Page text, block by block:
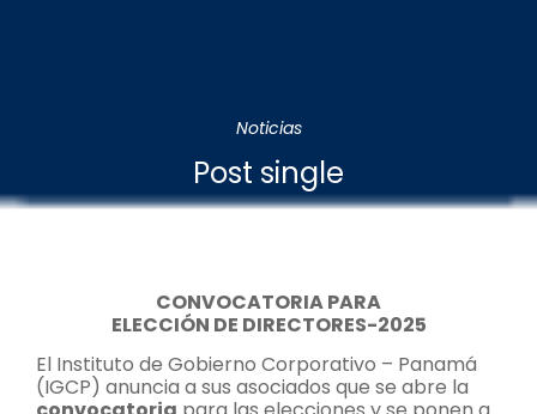
Noticias
Post single
CONVOCATORIA PARA
ELECCIÓN DE DIRECTORES-2025
El Instituto de Gobierno Corporativo – Panamá
(IGCP) anuncia a sus asociados que se abre la